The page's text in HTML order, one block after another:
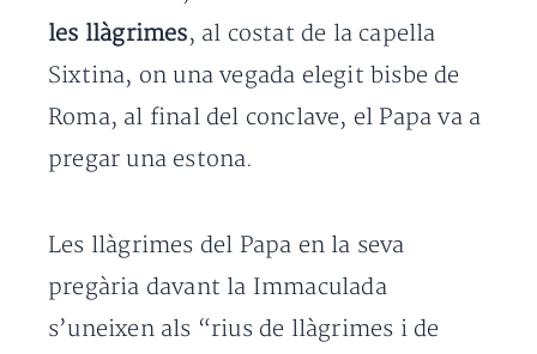
les llàgrimes, al costat de la capella
Sixtina, on una vegada elegit bisbe de
Roma, al final del conclave, el Papa va a
pregar una estona.
Les llàgrimes del Papa en la seva
pregària davant la Immaculada
s’uneixen als “rius de llàgrimes i de